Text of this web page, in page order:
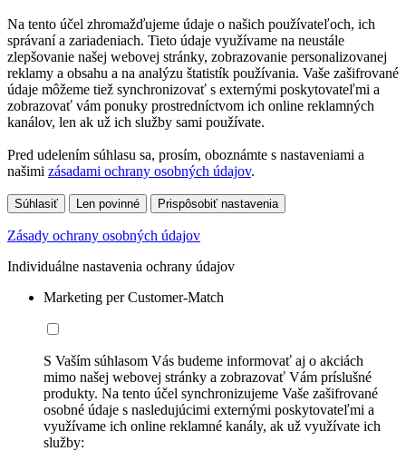
Na tento účel zhromažďujeme údaje o našich používateľoch, ich
správaní a zariadeniach. Tieto údaje využívame na neustále
zlepšovanie našej webovej stránky, zobrazovanie personalizovanej
reklamy a obsahu a na analýzu štatistík používania. Vaše zašifrované
údaje môžeme tiež synchronizovať s externými poskytovateľmi a
zobrazovať vám ponuky prostredníctvom ich online reklamných
kanálov, len ak už ich služby sami používate.
Pred udelením súhlasu sa, prosím, oboznámte s nastaveniami a
našimi zásadami ochrany osobných údajov.
Súhlasiť Len povinné Prispôsobiť nastavenia
Zásady ochrany osobných údajov
Individuálne nastavenia ochrany údajov
Marketing per Customer-Match
S Vaším súhlasom Vás budeme informovať aj o akciách
mimo našej webovej stránky a zobrazovať Vám príslušné
produkty. Na tento účel synchronizujeme Vaše zašifrované
osobné údaje s nasledujúcimi externými poskytovateľmi a
využívame ich online reklamné kanály, ak už využívate ich
služby: